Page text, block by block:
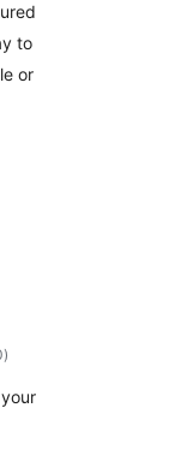
to
or
avaliações
totais
)